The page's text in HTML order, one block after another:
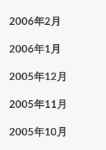
2006年2月
2006年1月
2005年12月
2005年11月
2005年10月